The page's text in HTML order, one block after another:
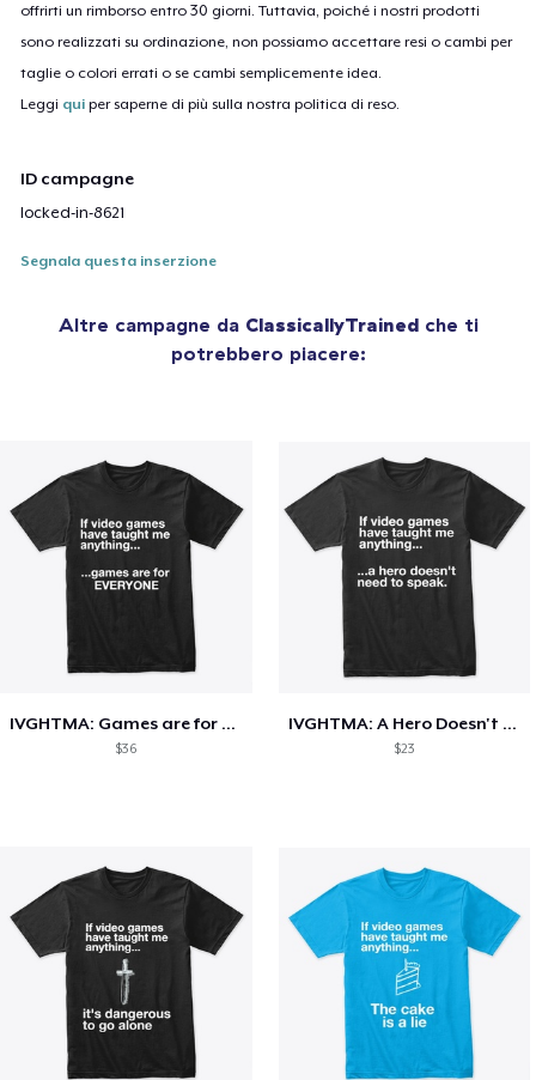
offrirti un rimborso entro 30 giorni. Tuttavia, poiché i nostri prodotti
sono realizzati su ordinazione, non possiamo accettare resi o cambi per
taglie o colori errati o se cambi semplicemente idea.
Leggi qui per saperne di più sulla nostra politica di reso.
ID campagne
locked-in-8621
Segnala questa inserzione
Altre campagne da ClassicallyTrainedche ti
potrebbero piacere:
IVGHTMA: Games are for EVERYONE
$36
IVGHTMA: A Hero Doesn't Need To Speak
$23